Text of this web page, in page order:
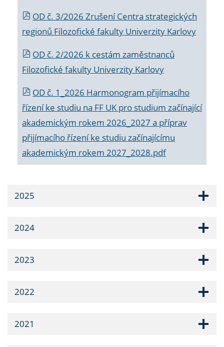
OD č. 3/2026 Zrušení Centra strategických
regionů Filozofické fakulty Univerzity Karlovy
OD č. 2/2026 k cestám zaměstnanců
Filozofické fakulty Univerzity Karlovy
OD č. 1_2026 Harmonogram přijímacího
řízení ke studiu na FF UK pro studium začínající
akademickým rokem 2026_2027 a příprav
přijímacího řízení ke studiu začínajícímu
akademickým rokem 2027_2028.pdf
2025
2024
2023
2022
2021